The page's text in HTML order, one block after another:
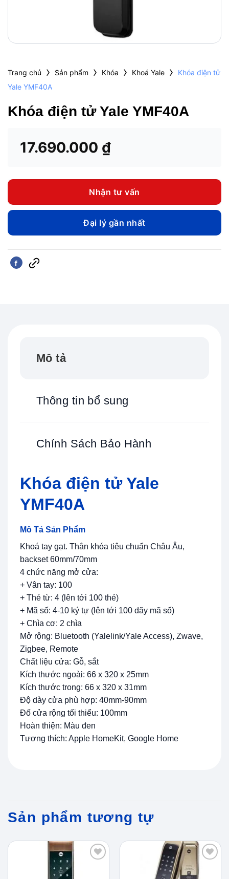
Trang chủ › Sản phẩm › Khóa › Khoá Yale ›
Khóa điện tử
Yale YMF40A
Khóa điện tử Yale YMF40A
17.690.000 ₫
Nhận tư vấn
Đại lý gần nhất
Mô tả
Thông tin bổ sung
Chính Sách Bảo Hành
Khóa điện tử Yale
YMF40A
Mô Tả Sản Phẩm
Khoá tay gạt. Thân khóa tiêu chuẩn Châu Âu,
backset 60mm/70mm
4 chức năng mở cửa:
+ Vân tay: 100
+ Thẻ từ: 4 (lên tới 100 thẻ)
+ Mã số: 4-10 ký tự (lên tới 100 dãy mã số)
+ Chìa cơ: 2 chìa
Mở rộng: Bluetooth (Yalelink/Yale Access), Zwave,
Zigbee, Remote
Chất liệu cửa: Gỗ, sắt
Kích thước ngoài: 66 x 320 x 25mm
Kích thước trong: 66 x 320 x 31mm
Độ dày cửa phù hợp: 40mm-90mm
Đố cửa rộng tối thiểu: 100mm
Hoàn thiện: Màu đen
Tương thích: Apple HomeKit, Google Home
Sản phẩm tương tự
Add to
wishlist